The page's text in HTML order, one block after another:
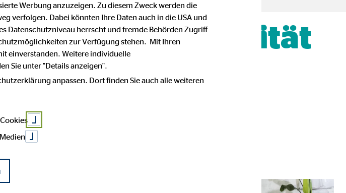
Flexibilität
Werbung anzuzeigen. Zu diesem Zweck werden die
verfolgen. Dabei könnten Ihre Daten auch in die USA und
Datenschutzniveau herrscht und fremde Behörden Zugriff
zur Verfügung stehen. Mit Ihren
einverstanden. Weitere individuelle
Sie unter "Details anzeigen".
anpassen. Dort finden Sie auch alle weiteren